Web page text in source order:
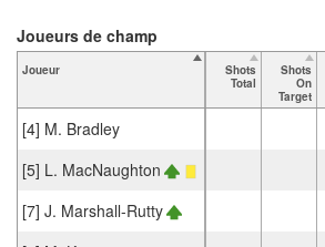
Joueur
Shots
Total
Shots
On
Target
[4] M. Bradley
[5] L. MacNaughton
[7] J. Marshall-Rutty
Joueurs de champ